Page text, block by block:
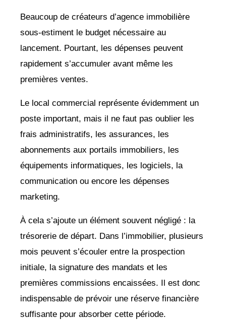
Beaucoup de créateurs d’agence immobilière
sous-estiment le budget nécessaire au
lancement. Pourtant, les dépenses peuvent
rapidement s’accumuler avant même les
premières ventes.
Le local commercial représente évidemment un
poste important, mais il ne faut pas oublier les
frais administratifs, les assurances, les
abonnements aux portails immobiliers, les
équipements informatiques, les logiciels, la
communication ou encore les dépenses
marketing.
À cela s’ajoute un élément souvent négligé : la
trésorerie de départ. Dans l’immobilier, plusieurs
mois peuvent s’écouler entre la prospection
initiale, la signature des mandats et les
premières commissions encaissées. Il est donc
indispensable de prévoir une réserve financière
suffisante pour absorber cette période.